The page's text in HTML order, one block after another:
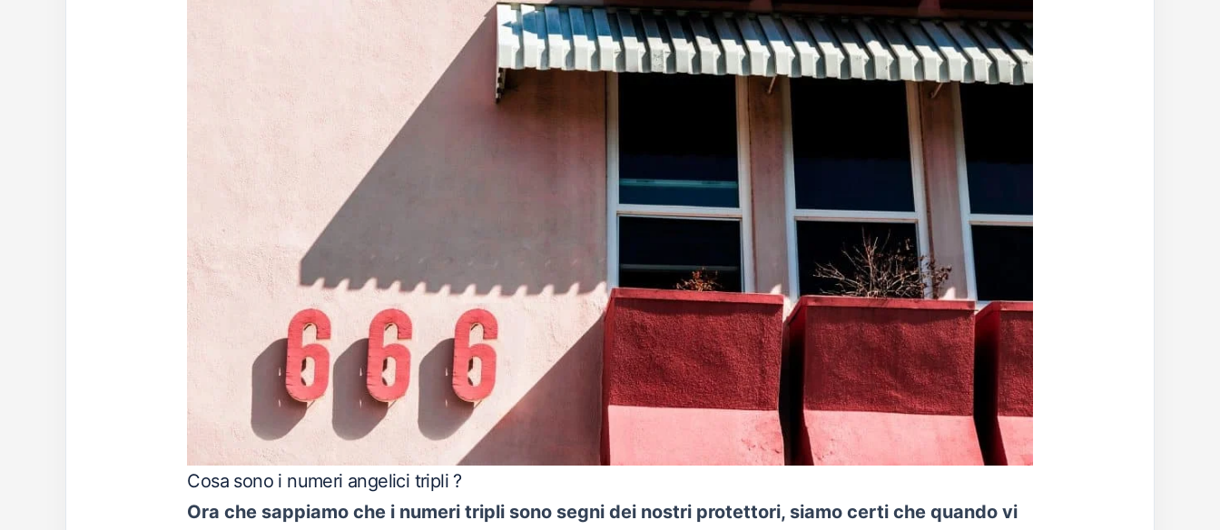
Cosa sono i numeri angelici tripli ?
Ora che sappiamo che i numeri tripli sono segni dei nostri protettori, siamo certi che quando vi